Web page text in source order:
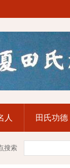
人 田氏功德
搜索